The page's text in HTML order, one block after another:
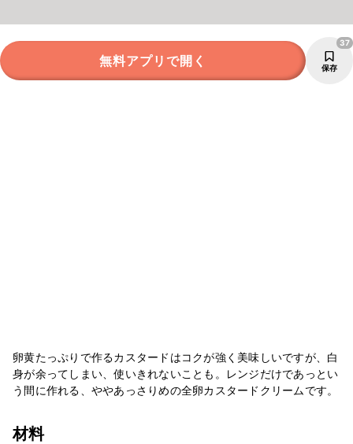
無料アプリで開く 保存
37
卵黄たっぷりで作るカスタードはコクが強く美味しいですが、白
身が余ってしまい、使いきれないことも。レンジだけであっとい
う間に作れる、ややあっさりめの全卵カスタードクリームです。
材料